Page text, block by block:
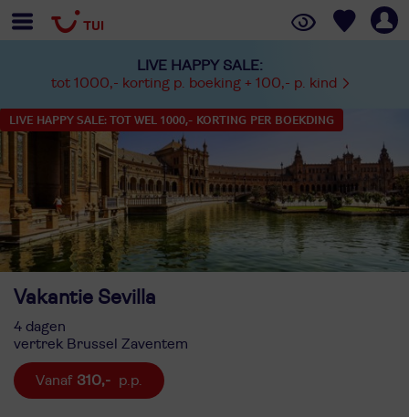
LIVE HAPPY SALE:
tot 1000,- korting p. boeking + 100,- p. kind
LIVE HAPPY SALE: TOT WEL 1000,- KORTING PER BOEKDING
Vakantie Sevilla
4 dagen
vertrek Brussel Zaventem
310,-